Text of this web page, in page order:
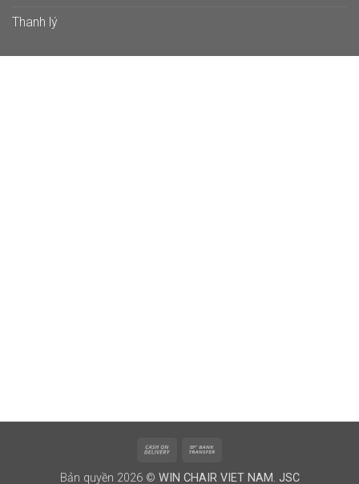
Thanh lý
Cash
Bản quyền 2026 © WIN CHAIR VIET NAM. JSC